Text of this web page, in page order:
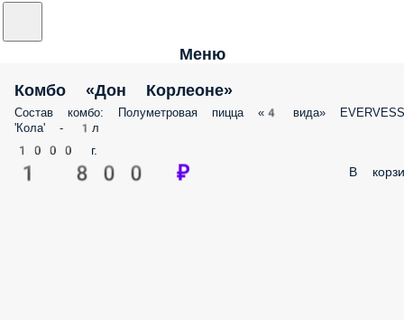
Меню
Комбо «Дон Корлеоне»
Состав комбо: Полуметровая пицца «4 вида» EVERVESS
'Кола' - 1л
1000 г.
1 800 ₽ В